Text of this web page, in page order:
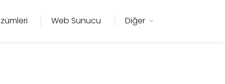
Web Sunucu Diğer